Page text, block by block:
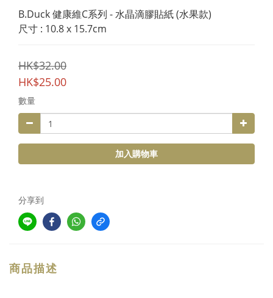
B.Duck 健康維C系列 - 水晶滴膠貼紙 (水果款)
尺寸 : 10.8 x 15.7cm
HK$32.00
HK$25.00
數量
加入購物車
分享到
商品描述